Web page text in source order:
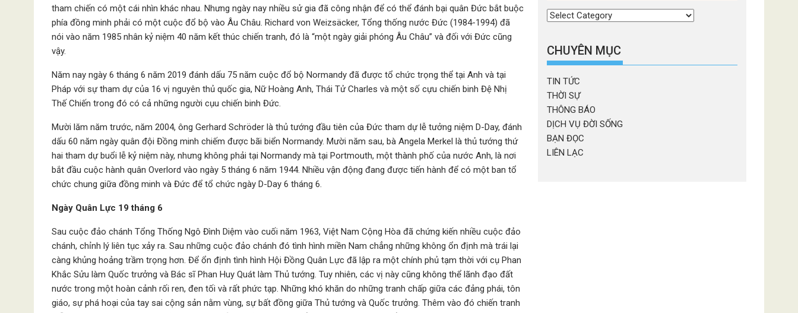
tham chiến có một cái nhìn khác nhau. Nhưng ngày nay nhiều sử gia đã công nhận để có thể đánh bại quân Đức bắt buộc
phía đồng minh phải có một cuộc đổ bộ vào Âu Châu. Richard von Weizsäcker, Tổng thống nước Đức (1984-1994) đã
nói vào năm 1985 nhân kỷ niệm 40 năm kết thúc chiến tranh, đó là “một ngày giải phóng Âu Châu” và đối với Đức cũng
vậy.
Năm nay ngày 6 tháng 6 năm 2019 đánh dấu 75 năm cuộc đổ bộ Normandy đã được tổ chức trọng thể tại Anh và tại
Pháp với sự tham dự của 16 vị nguyên thủ quốc gia, Nữ Hoàng Anh, Thái Tử Charles và một số cựu chiến binh Đệ Nhị
Thế Chiến trong đó có cả những người cụu chiến binh Đức.
Mười lăm năm trước, năm 2004, ông Gerhard Schröder là thủ tướng đầu tiên của Đức tham dự lễ tưởng niệm D-Day, đánh
dấu 60 năm ngày quân đội Đồng minh chiếm được bãi biển Normandy. Mười năm sau, bà Angela Merkel là thủ tướng thứ
hai tham dự buổi lễ kỷ niệm này, nhưng không phải tại Normandy mà tại Portmouth, một thành phố của nước Anh, là nơi
bắt đầu cuộc hành quân Overlord vào ngày 5 tháng 6 năm 1944. Nhiều vận động đang được tiến hành để có một ban tổ
chức chung giữa đồng minh và Đức để tổ chức ngày D-Day 6 tháng 6.
Ngày Quân Lực 19 tháng 6
Sau cuộc đảo chánh Tổng Thống Ngô Đình Diệm vào cuối năm 1963, Việt Nam Cộng Hòa đã chứng kiến nhiều cuộc đảo
chánh, chỉnh lý liên tục xảy ra. Sau những cuộc đảo chánh đó tình hình miền Nam chẳng những không ổn định mà trái lại
càng khủng hoảng trầm trọng hơn. Để ổn định tình hình Hội Đồng Quân Lực đã lập ra một chính phủ tạm thời với cụ Phan
Khắc Sửu làm Quốc trưởng và Bác sĩ Phan Huy Quát làm Thủ tướng. Tuy nhiên, các vị này cũng không thể lãnh đạo đất
nước trong một hoàn cảnh rối ren, đen tối và rất phức tạp. Những khó khăn do những tranh chấp giữa các đảng phái, tôn
giáo, sự phá hoại của tay sai cộng sản nằm vùng, sự bất đồng giữa Thủ tướng và Quốc trưởng. Thêm vào đó chiến tranh
Chọn
mục
CHUYÊN MỤC
TIN TỨC
THỜI SỰ
THÔNG BÁO
DỊCH VỤ ĐỜI SỐNG
BẠN ĐỌC
LIÊN LẠC